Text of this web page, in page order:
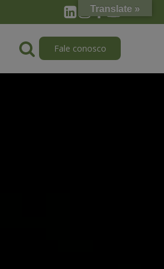
Fale conosco
Translate »